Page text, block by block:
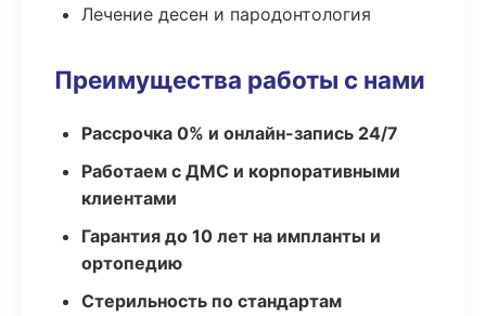
Лечение десен и пародонтология
Преимущества работы с нами
Рассрочка 0% и онлайн-запись 24/7
Работаем с ДМС и корпоративными
клиентами
Гарантия до 10 лет на импланты и
ортопедию
Стерильность по стандартам